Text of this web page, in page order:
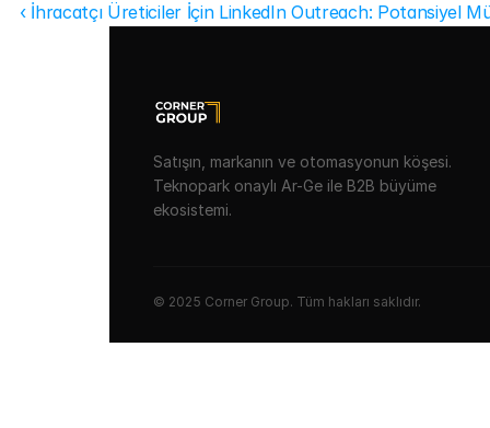
‹ İhracatçı Üreticiler İçin LinkedIn Outreach: Potansiyel
Satışın, markanın ve otomasyonun köşesi.
Teknopark onaylı Ar-Ge ile B2B büyüme
ekosistemi.
© 2025 Corner Group. Tüm hakları saklıdır.